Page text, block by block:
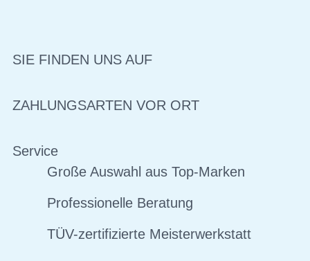
SIE FINDEN UNS AUF
ZAHLUNGSARTEN VOR ORT
Service
Große Auswahl aus Top-Marken
Professionelle Beratung
TÜV-zertifizierte Meisterwerkstatt